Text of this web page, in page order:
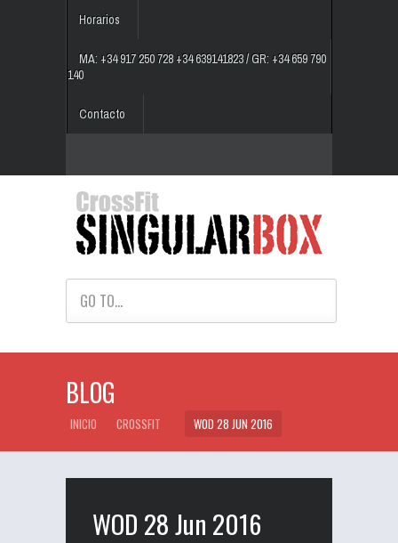
Horarios
MA: +34 917 250 728 +34 639141823 / GR: +34 659 790
140
Contacto
GO TO...
BLOG
INICIO CROSSFIT WOD 28 JUN 2016
WOD 28 Jun 2016